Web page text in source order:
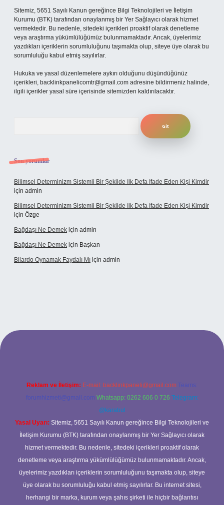
Sitemiz, 5651 Sayılı Kanun gereğince Bilgi Teknolojileri ve İletişim
Kurumu (BTK) tarafından onaylanmış bir Yer Sağlayıcı olarak hizmet
vermektedir. Bu nedenle, sitedeki içerikleri proaktif olarak denetleme
veya araştırma yükümlülüğümüz bulunmamaktadır. Ancak, üyelerimiz
yazdıkları içeriklerin sorumluluğunu taşımakta olup, siteye üye olarak bu
sorumluluğu kabul etmiş sayılırlar.
Hukuka ve yasal düzenlemelere aykırı olduğunu düşündüğünüz
içerikleri, backlinkpanelicomtr@gmail.com adresine bildirmeniz halinde,
ilgili içerikler yasal süre içerisinde sitemizden kaldırılacaktır.
Son yorumlar
Bilimsel Determinizm Sistemli Bir Şekilde Ilk Defa Ifade Eden Kişi Kimdir
için admin
Bilimsel Determinizm Sistemli Bir Şekilde Ilk Defa Ifade Eden Kişi Kimdir
için Özge
Bağdaşı Ne Demek için admin
Bağdaşı Ne Demek için Başkan
Bilardo Oynamak Faydalı Mı için admin
bahis sitesi
Reklam ve İletişim: E-mail: backlinkpaneli@gmail.com Teams:
forumhizmeti@gmail.com Whatsapp: 0262 606 0 726 Telegram:
@karabul
Yasal Uyarı: Sitemiz, 5651 Sayılı Kanun gereğince Bilgi Teknolojileri ve
İletişim Kurumu (BTK) tarafından onaylanmış bir Yer Sağlayıcı olarak
hizmet vermektedir. Bu nedenle, sitedeki içerikleri proaktif olarak
denetleme veya araştırma yükümlülüğümüz bulunmamaktadır. Ancak,
üyelerimiz yazdıkları içeriklerin sorumluluğunu taşımakta olup, siteye
üye olarak bu sorumluluğu kabul etmiş sayılırlar. Bu internet sitesi,
herhangi bir marka, kurum veya şahıs şirketi ile hiçbir bağlantısı